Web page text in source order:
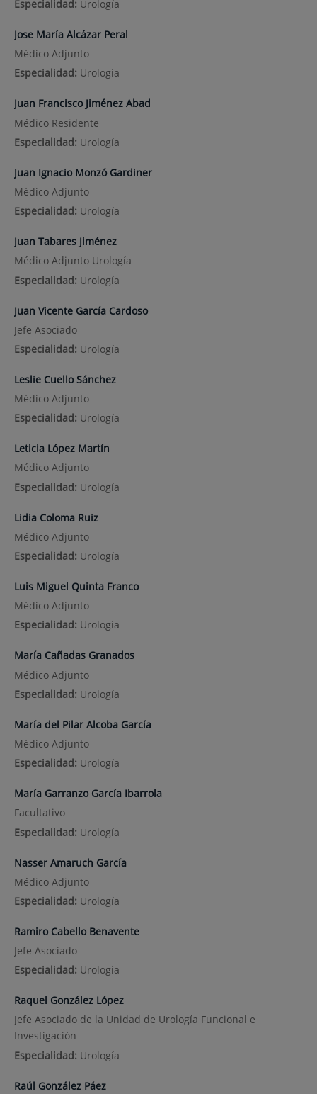
Especialidad: Urología
Jose María Alcázar Peral
Médico Adjunto
Especialidad: Urología
Juan Francisco Jiménez Abad
Médico Residente
Especialidad: Urología
Juan Ignacio Monzó Gardiner
Médico Adjunto
Especialidad: Urología
Juan Tabares Jiménez
Médico Adjunto Urología
Especialidad: Urología
Juan Vicente García Cardoso
Jefe Asociado
Especialidad: Urología
Leslie Cuello Sánchez
Médico Adjunto
Especialidad: Urología
Leticia López Martín
Médico Adjunto
Especialidad: Urología
Lidia Coloma Ruiz
Médico Adjunto
Especialidad: Urología
Luis Miguel Quinta Franco
Médico Adjunto
Especialidad: Urología
María Cañadas Granados
Médico Adjunto
Especialidad: Urología
María del Pilar Alcoba García
Médico Adjunto
Especialidad: Urología
María Garranzo García Ibarrola
Facultativo
Especialidad: Urología
Nasser Amaruch García
Médico Adjunto
Especialidad: Urología
Ramiro Cabello Benavente
Jefe Asociado
Especialidad: Urología
Raquel González López
Jefe Asociado de la Unidad de Urología Funcional e
Investigación
Especialidad: Urología
Raúl González Páez